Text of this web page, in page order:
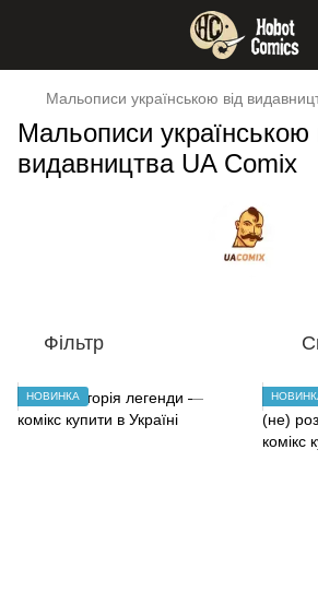
Мальописи українською від
Мальописи українською
видавництва UA Comix
Фільтр
НОВИНКА